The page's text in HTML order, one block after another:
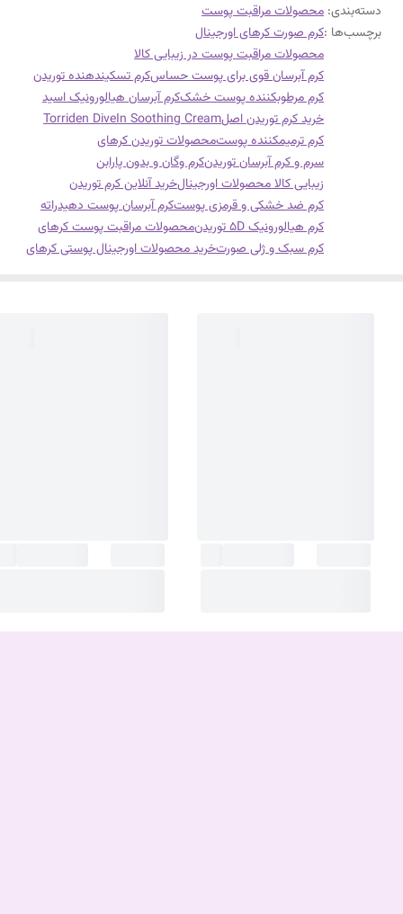
دسته‌بندی: محصولات مراقبت پوست
برچسب‌ها :کرم صورت کرهای اورجینال
محصولات مراقبت پوست در زیبایی کالا
کرم آبرسان قوی برای پوست حساسکرم تسکیندهنده توریدن
کرم مرطوبکننده پوست خشککرم آبرسان هیالورونیک اسید
خرید کرم توریدن اصلTorriden DiveIn Soothing Cream
کرم ترمیمکننده پوستمحصولات توریدن کرهای
سرم و کرم آبرسان توریدنکرم وگان و بدون پارابن
زیبایی کالا محصولات اورجینالخرید آنلاین کرم توریدن
کرم ضد خشکی و قرمزی پوستکرم آبرسان پوست دهیدراته
کرم هیالورونیک 5D توریدن
محصولات مراقبت پوست کرهای
کرم سبک و ژلی صورتخرید محصولات اورجینال پوستی کرهای